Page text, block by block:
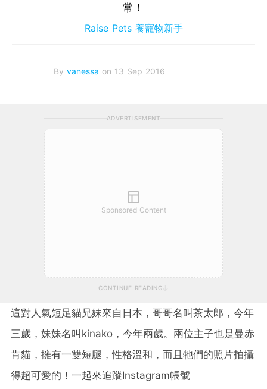
常！
Raise Pets 養寵物新手
By vanessa on 13 Sep 2016
ADVERTISEMENT
Sponsored Content
CONTINUE READING
這對人氣短足貓兄妹來自日本，哥哥名叫茶太郎，今年
三歲，妹妹名叫kinako，今年兩歲。兩位主子也是曼赤
肯貓，擁有一雙短腿，性格溫和，而且牠們的照片拍攝
得超可愛的！一起來追蹤Instagram帳號